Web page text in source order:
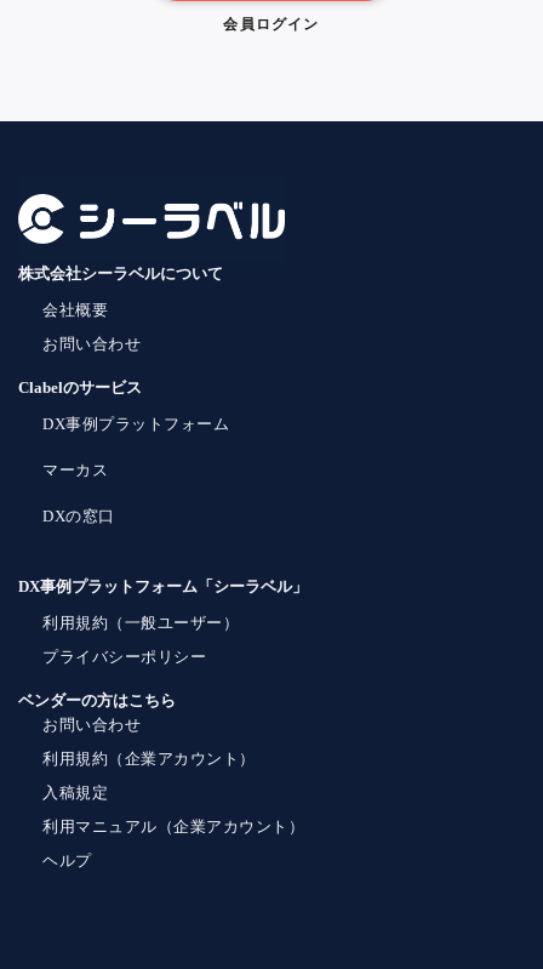
会員ログイン
株式会社シーラベルについて
会社概要
お問い合わせ
Clabelのサービス
DX事例プラットフォーム
マーカス
DXの窓口
DX事例プラットフォーム「シーラベル」
利用規約（一般ユーザー）
プライバシーポリシー
ベンダーの方はこちら
お問い合わせ
利用規約（企業アカウント）
入稿規定
利用マニュアル（企業アカウント）
ヘルプ